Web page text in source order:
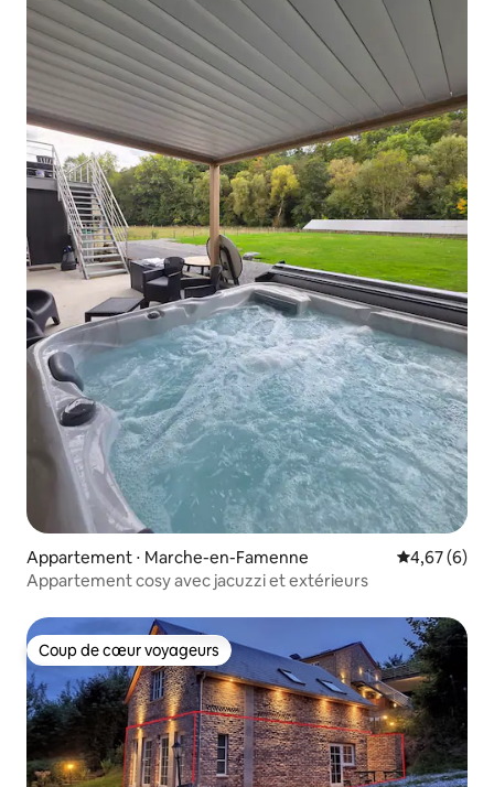
Appartement ⋅ Marche-en-Famenne Évaluation
4,67 (6)
Appartement cosy avec jacuzzi et extérieurs
Coup de cœur voyageurs
Coup de cœur voyageurs